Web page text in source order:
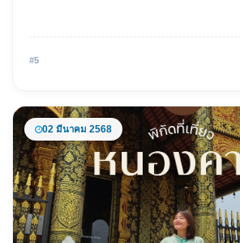
ชุมชนปีที่ 7
25 มีนาคม 2568
#5
02 มีนาคม 2568